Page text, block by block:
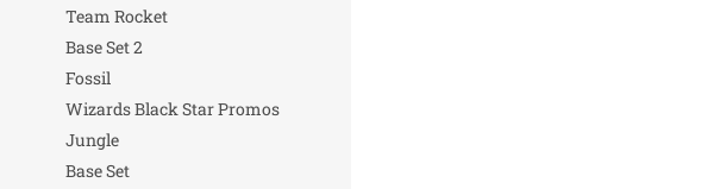
Team Rocket
Base Set 2
Fossil
Wizards Black Star Promos
Jungle
Base Set